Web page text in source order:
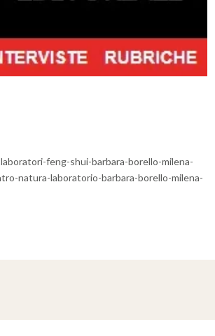
feng-shui-barbara-borello-milena-
natura-laboratorio-barbara-borello-milena-